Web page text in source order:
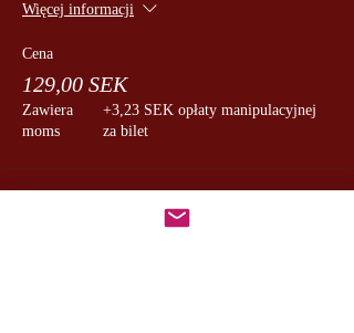
Więcej informacji
Cena
129,00 SEK
Zawiera
moms
+3,23 SEK opłaty manipulacyjnej
za bilet